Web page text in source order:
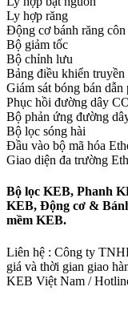
Ly hợp răng
Động cơ bánh răng côn
Bộ giảm tốc
Bộ chỉnh lưu
Bảng điều khiển truyền
Giám sát bóng bán dẫn
Phục hồi đường dây
Bộ phản ứng đường
Bộ lọc sóng hài
Đầu vào bộ mã hóa
Giao diện đa trường
Bộ lọc KEB, Phanh
KEB, Động cơ &
mềm KEB.
Liên hệ : Công ty
giá và thời gian giao
KEB Việt Nam /